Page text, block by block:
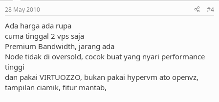
28 May 2010 #4
Ada harga ada rupa
cuma tinggal 2 vps saja
Premium Bandwidth, jarang ada
Node tidak di oversold, cocok buat yang nyari performance
tinggi
dan pakai VIRTUOZZO, bukan pakai hypervm ato openvz,
tampilan ciamik, fitur mantab,